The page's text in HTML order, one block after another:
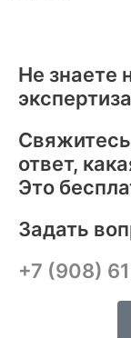
Не знаете
ответ,
Это
Задать
+7 (908)